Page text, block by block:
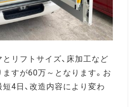
リフトサイズ、床加工など
すが60万～となります。お
4日、改造内容により変わ